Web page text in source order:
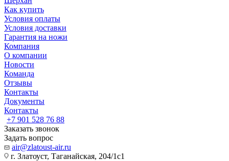
Как купить
Условия оплаты
Условия доставки
Гарантия на ножи
Компания
О компании
Новости
Команда
Отзывы
Контакты
Документы
Контакты
+7 901 528 76 88
Заказать звонок
Задать вопрос
air@zlatoust-air.ru
г. Златоуст, Таганайская, 204/1с1